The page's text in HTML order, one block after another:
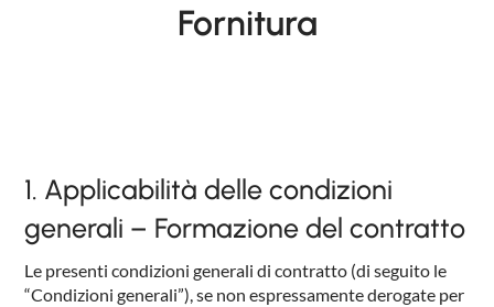
COMPLEMENTS
Fornitura
1. Applicabilità delle condizioni
generali – Formazione del contratto
Le presenti condizioni generali di contratto (di seguito le
“Condizioni generali”), se non espressamente derogate per